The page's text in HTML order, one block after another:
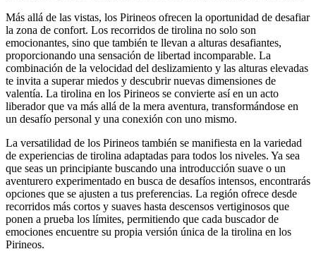
Más allá de las vistas, los Pirineos ofrecen la oportunidad de desafiar
la zona de confort. Los recorridos de tirolina no solo son
emocionantes, sino que también te llevan a alturas desafiantes,
proporcionando una sensación de libertad incomparable. La
combinación de la velocidad del deslizamiento y las alturas elevadas
te invita a superar miedos y descubrir nuevas dimensiones de
valentía. La tirolina en los Pirineos se convierte así en un acto
liberador que va más allá de la mera aventura, transformándose en
un desafío personal y una conexión con uno mismo.
La versatilidad de los Pirineos también se manifiesta en la variedad
de experiencias de tirolina adaptadas para todos los niveles. Ya sea
que seas un principiante buscando una introducción suave o un
aventurero experimentado en busca de desafíos intensos, encontrarás
opciones que se ajusten a tus preferencias. La región ofrece desde
recorridos más cortos y suaves hasta descensos vertiginosos que
ponen a prueba los límites, permitiendo que cada buscador de
emociones encuentre su propia versión única de la tirolina en los
Pirineos.